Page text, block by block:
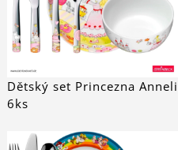
Dětský set Princezna Anneli
6ks